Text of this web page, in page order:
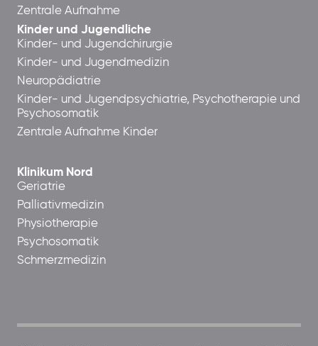
Zentrale Aufnahme
Kinder und Jugendliche
Kinder- und Jugendchirurgie
Kinder- und Jugendmedizin
Neuropädiatrie
Kinder- und Jugendpsychiatrie, Psychotherapie und
Psychosomatik
Zentrale Aufnahme Kinder
Klinikum Nord
Geriatrie
Palliativmedizin
Physiotherapie
Psychosomatik
Schmerzmedizin